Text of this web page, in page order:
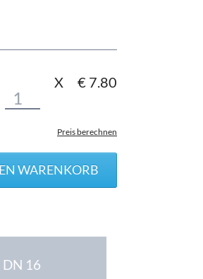
X € 7.80
Preis berechnen
DN 16